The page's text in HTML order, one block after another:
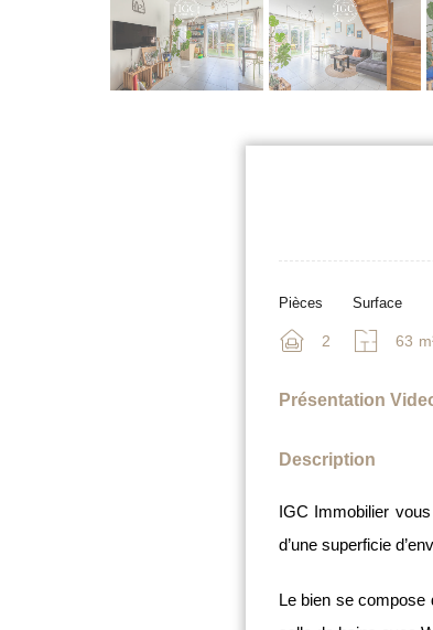
Pièces
2
Surface
63
Présentation
Description
IGC Immobilier
d’une superficie
Le bien se compose